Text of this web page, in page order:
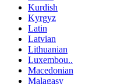
Kurdish
Kyrgyz
Latin
Latvian
Lithuanian
Luxembou..
Macedonian
Malagasy